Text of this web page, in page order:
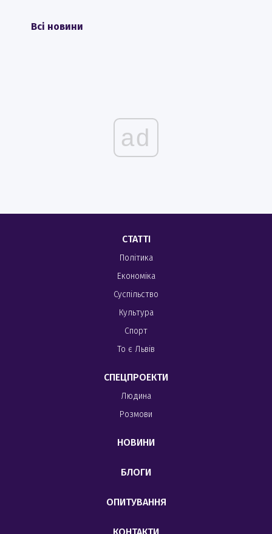
Всі новини
ad
СТАТТІ
Політика
Економіка
Суспільство
Культура
Спорт
То є Львів
СПЕЦПРОЕКТИ
Людина
Розмови
НОВИНИ
БЛОГИ
ОПИТУВАННЯ